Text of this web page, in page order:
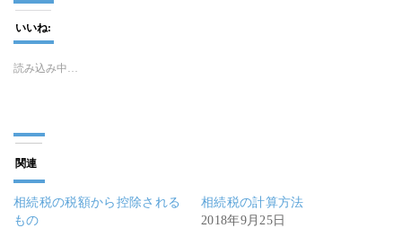
いいね:
読み込み中…
関連
相続税の税額から控除される
もの
相続税の計算方法
2018年9月25日